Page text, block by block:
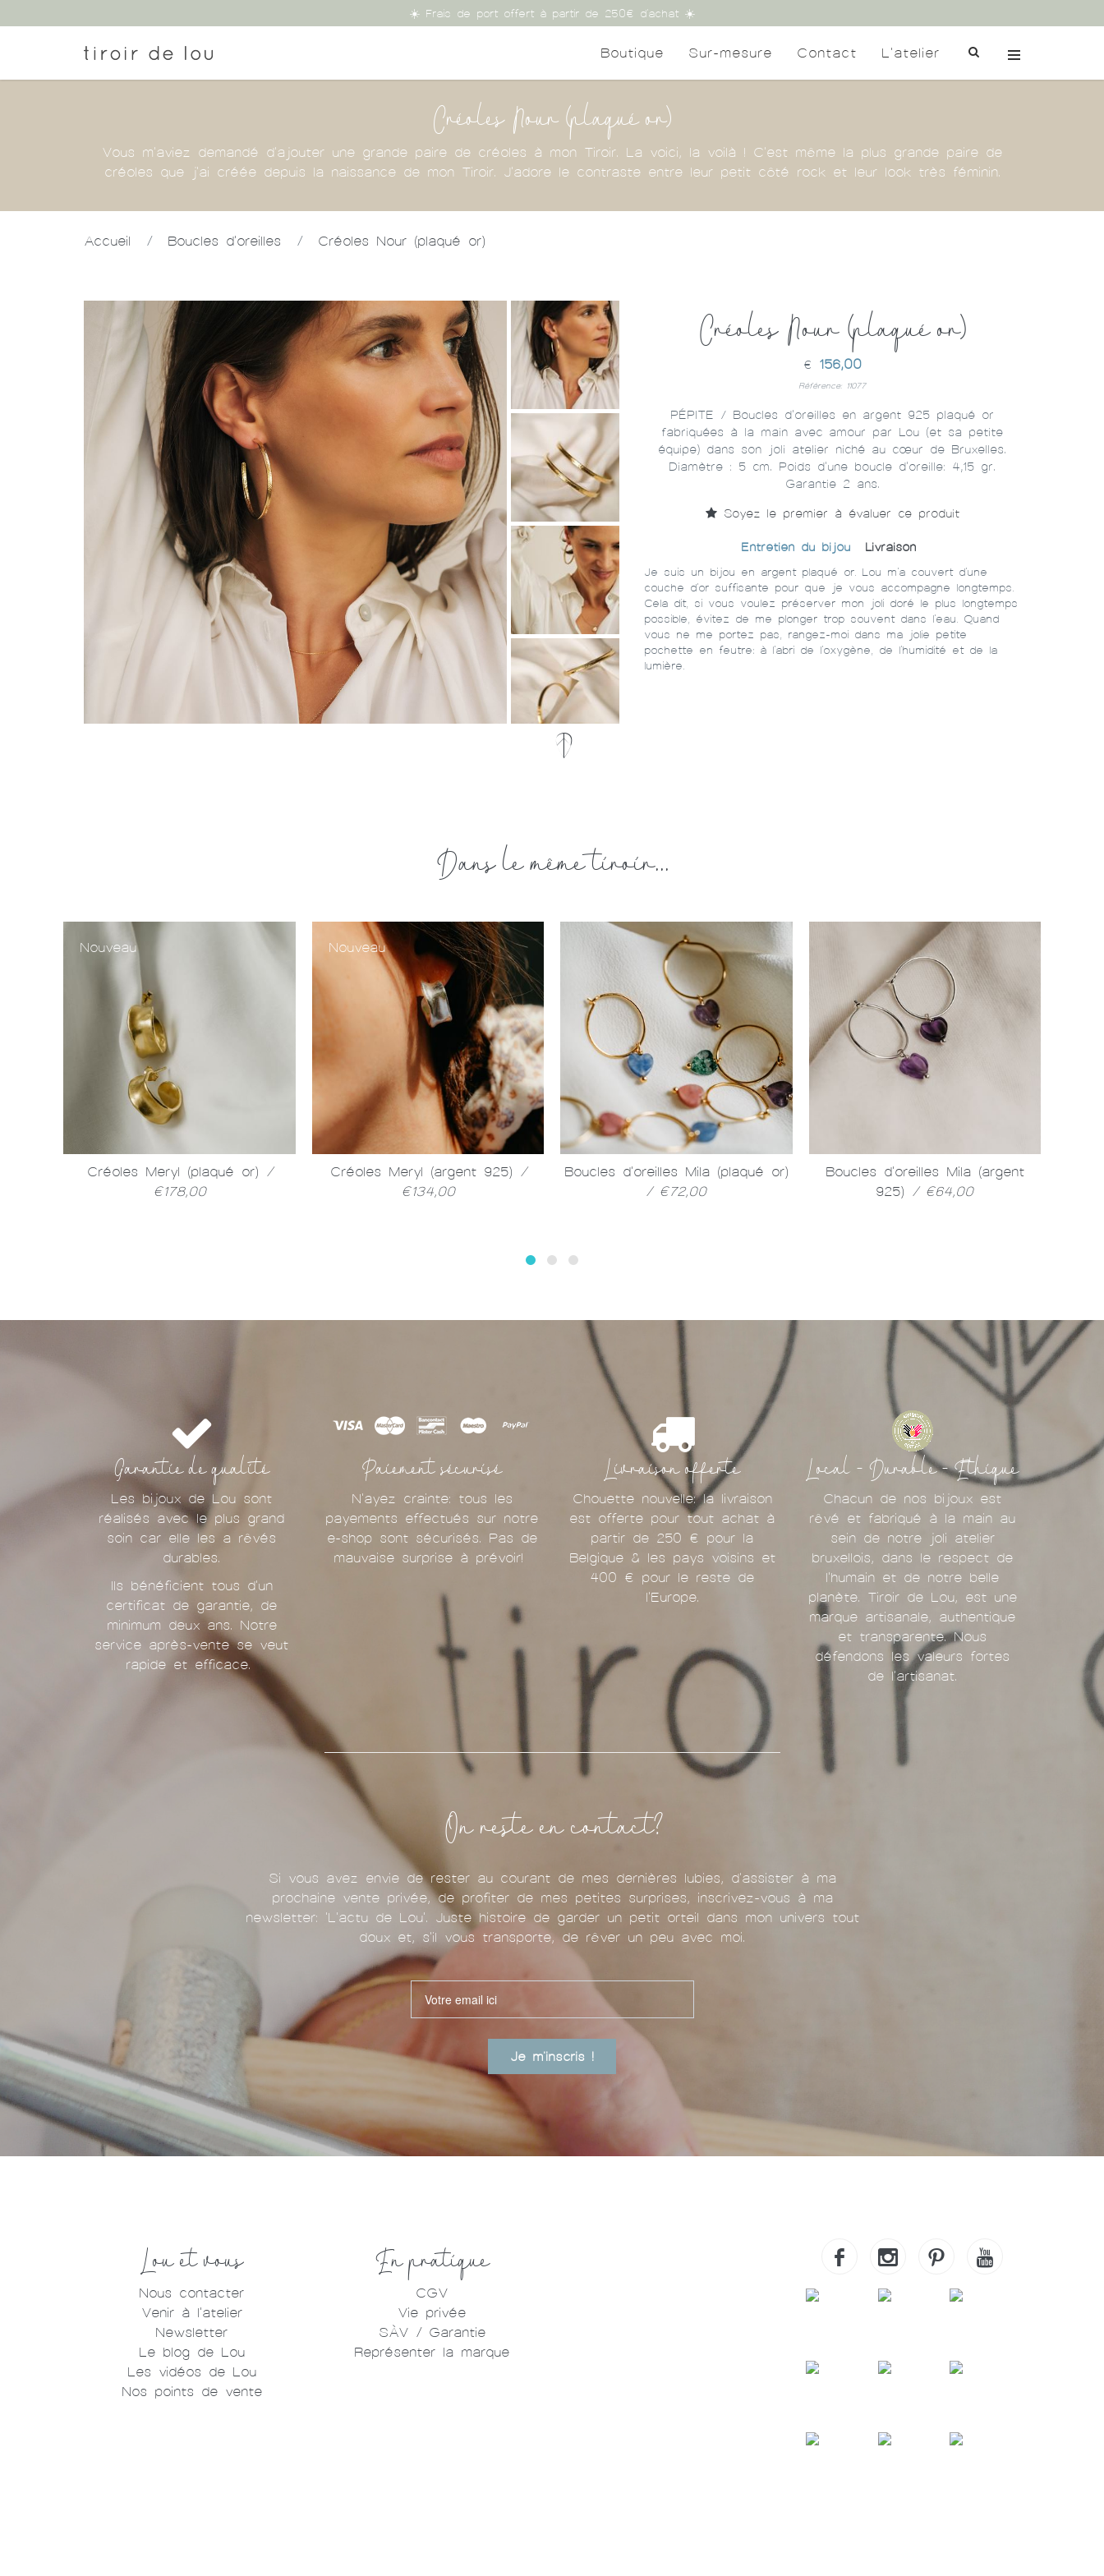
☀️ Frais de port offert à partir de 250€ d'achat ☀️
Boutique Sur-mesure Contact L'atelier
Créoles Nour (plaqué or)
Vous m'aviez demandé d'ajouter une grande paire de créoles à mon Tiroir. La voici, la voilà ! C'est même la plus grande paire de
créoles que j'ai créée depuis la naissance de mon Tiroir. J'adore le contraste entre leur petit côté rock et leur look très féminin.
Accueil / Boucles d'oreilles / Créoles Nour (plaqué or)
Créoles Nour (plaqué or)
€ 156,00
Référence: 11077
PÉPITE / Boucles d'oreilles en argent 925 plaqué or
fabriquées à la main avec amour par Lou (et sa petite
équipe) dans son joli atelier niché au cœur de Bruxelles.
Diamètre : 5 cm. Poids d'une boucle d'oreille: 4,15 gr.
Garantie 2 ans.
Soyez le premier à évaluer ce produit
Entretien du bijou Livraison
Je suis un bijou en argent plaqué or. Lou m'a couvert d'une
couche d'or suffisante pour que je vous accompagne longtemps.
Cela dit, si vous voulez préserver mon joli doré le plus longtemps
possible, évitez de me plonger trop souvent dans l'eau. Quand
vous ne me portez pas, rangez-moi dans ma jolie petite
pochette en feutre: à l'abri de l'oxygène, de l'humidité et de la
lumière.
Dans le même tiroir...
Nouveau
Créoles Meryl (plaqué or) /
€178,00
Nouveau
Créoles Meryl (argent 925) /
€134,00
Boucles d'oreilles Mila (plaqué or)
/ €72,00
Boucles d'oreilles Mila (argent
925) / €64,00
Garantie de qualité
Les bijoux de Lou sont
réalisés avec le plus grand
soin car elle les a rêvés
durables.
Ils bénéficient tous d'un
certificat de garantie, de
minimum deux ans. Notre
service après-vente se veut
rapide et efficace.
Paiement sécurisé
N'ayez crainte: tous les
payements effectués sur notre
e-shop sont sécurisés. Pas de
mauvaise surprise à prévoir!
Livraison offerte
Chouette nouvelle: la livraison
est offerte pour tout achat à
partir de 250 € pour la
Belgique & les pays voisins et
400 € pour le reste de
l'Europe.
Local - Durable - Ethique
Chacun de nos bijoux est
rêvé et fabriqué à la main au
sein de notre joli atelier
bruxellois, dans le respect de
l'humain et de notre belle
planète. Tiroir de Lou, est une
marque artisanale, authentique
et transparente. Nous
défendons les valeurs fortes
de l'artisanat.
On reste en contact?
Si vous avez envie de rester au courant de mes dernières lubies, d'assister à ma
prochaine vente privée, de profiter de mes petites surprises, inscrivez-vous à ma
newsletter: 'L'actu de Lou'. Juste histoire de garder un petit orteil dans mon univers tout
doux et, s'il vous transporte, de rêver un peu avec moi.
Je m'inscris !
Lou et vous
Nous contacter
Venir à l'atelier
Newsletter
Le blog de Lou
Les vidéos de Lou
Nos points de vente
En pratique
CGV
Vie privée
SÀV / Garantie
Représenter la marque